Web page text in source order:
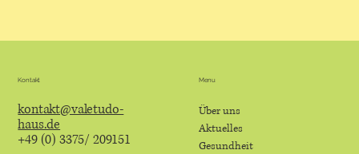
Kontakt
kontakt@valetudo-
haus.de
+49 (0) 3375/ 209151
Menu
Über uns
Aktuelles
Gesundheit